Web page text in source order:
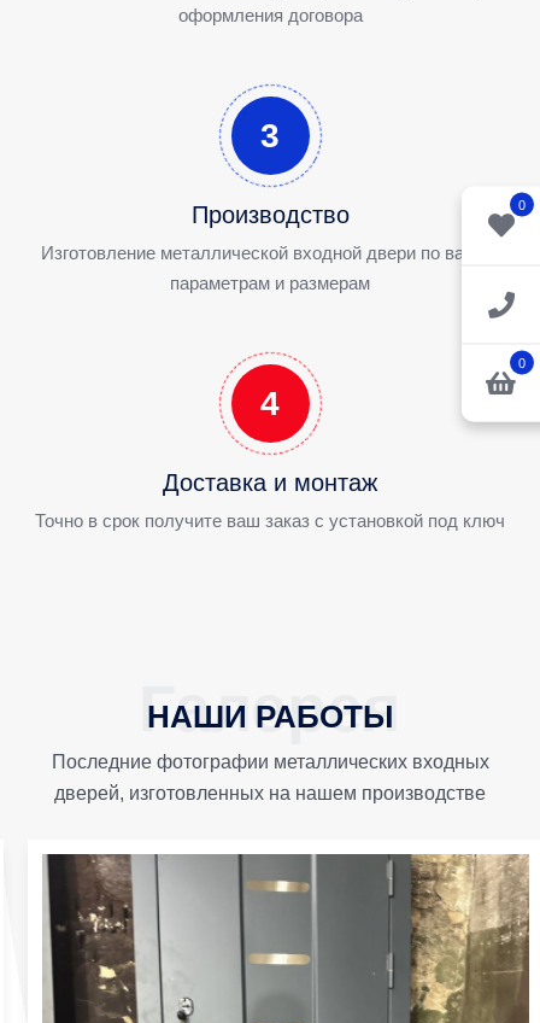
0
0
оформления договора
3
Производство
Изготовление металлической входной двери по вашим
параметрам и размерам
4
Доставка и монтаж
Точно в срок получите ваш заказ с установкой под ключ
НАШИ РАБОТЫ
Последние фотографии металлических входных
дверей, изготовленных на нашем производстве